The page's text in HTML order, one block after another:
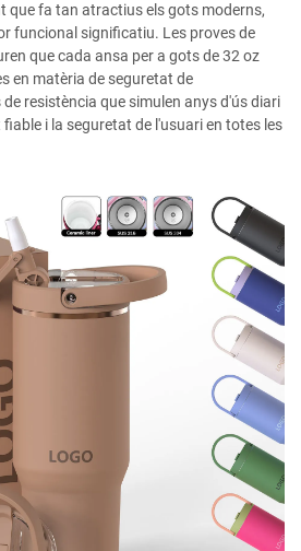
que fa tan atractius els gots moderns,
funcional significatiu. Les proves de
que cada ansa per a gots de 32 oz
en matèria de seguretat de
resistència que simulen anys d'ús diari
i la seguretat de l'usuari en totes les